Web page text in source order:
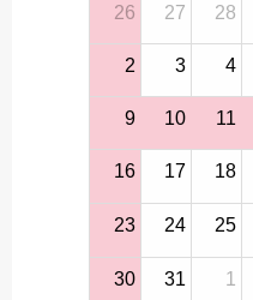
26
27 28
2 3 4
9 10 11
16 17 18
23 24 25
30 31 1